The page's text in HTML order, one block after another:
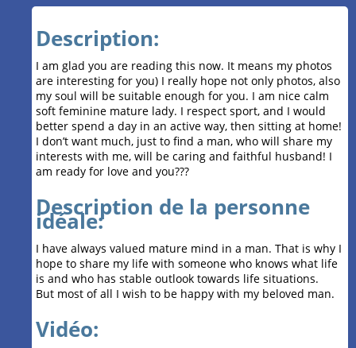
Description:
I am glad you are reading this now. It means my photos
are interesting for you) I really hope not only photos, also
my soul will be suitable enough for you. I am nice calm
soft feminine mature lady. I respect sport, and I would
better spend a day in an active way, then sitting at home!
I don’t want much, just to find a man, who will share my
interests with me, will be caring and faithful husband! I
am ready for love and you???
Description de la personne
idéale:
I have always valued mature mind in a man. That is why I
hope to share my life with someone who knows what life
is and who has stable outlook towards life situations.
But most of all I wish to be happy with my beloved man.
Vidéo: